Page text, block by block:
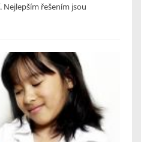
řešením jsou